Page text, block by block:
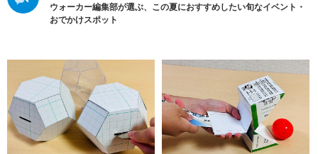
ウォーカー編集部が選ぶ、この夏におすすめしたい旬なイベント・
おでかけスポット